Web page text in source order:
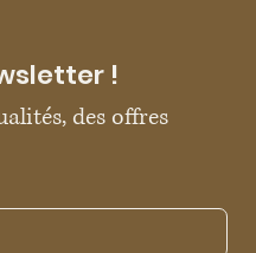
!
des offres